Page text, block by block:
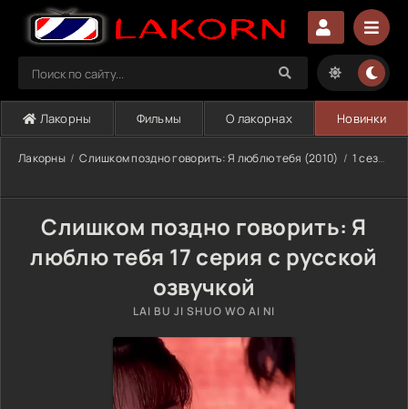
Лакорны Фильмы О лакорнах Новинки
Лакорны Слишком поздно говорить: Я люблю тебя (2010) 1 сезон
Слишком поздно говорить: Я
люблю тебя 17 серия с русской
озвучкой
LAI BU JI SHUO WO AI NI